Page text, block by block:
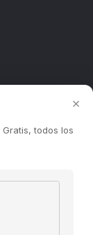
×
todos los